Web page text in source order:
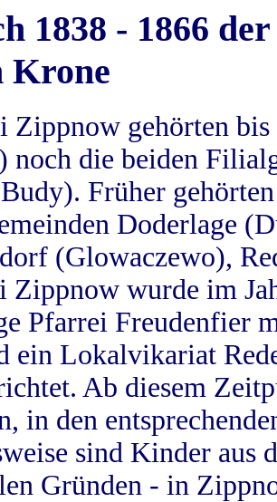
1838 - 1866
Krone
Zippnow gehörten
noch die beiden
Früher
Doderlage
(Glowaczewo),
Zippnow wurde im
Pfarrei Freudenfier
ein Lokalvikariat
Ab diesem
in den
sind Kinder aus
Gründen - in